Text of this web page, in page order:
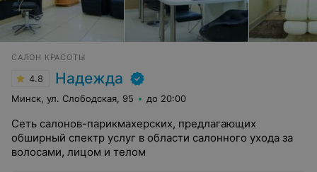
САЛОН КРАСОТЫ
4.8 Надежда
Минск, ул. Слободская, 95 до 20:00
Сеть салонов-парикмахерских, предлагающих
обширный спектр услуг в области салонного ухода за
волосами, лицом и телом